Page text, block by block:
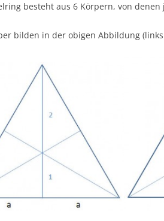
besteht aus 6 Körpern, von
bilden in der obigen Abbildung